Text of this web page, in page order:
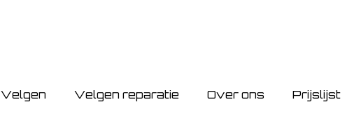
Velgen Velgen reparatie Over ons Prijslijst